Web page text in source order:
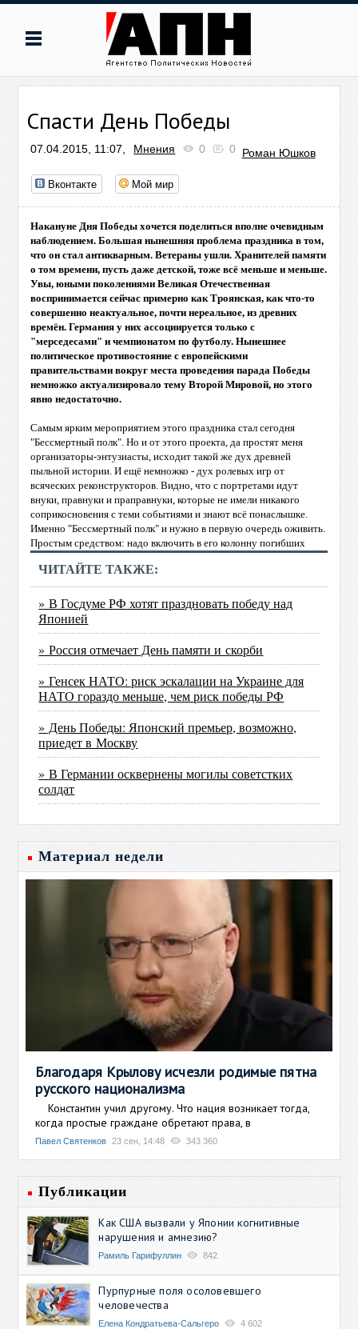
Спасти День Победы
07.04.2015, 11:07, Мнения 0 0 Роман Юшков
Вконтакте Мой мир
Накануне Дня Победы хочется поделиться вполне очевидным
наблюдением. Большая нынешняя проблема праздника в том,
что он стал антикварным. Ветераны ушли. Хранителей памяти
о том времени, пусть даже детской, тоже всё меньше и меньше.
Увы, юными поколениями Великая Отечественная
воспринимается сейчас примерно как Троянская, как что-то
совершенно неактуальное, почти нереальное, из древних
времён. Германия у них ассоциируется только с
"мерседесами" и чемпионатом по футболу. Нынешнее
политическое противостояние с европейскими
правительствами вокруг места проведения парада Победы
немножко актуализировало тему Второй Мировой, но этого
явно недостаточно.
Самым ярким мероприятием этого праздника стал сегодня
"Бессмертный полк". Но и от этого проекта, да простят меня
организаторы-энтузиасты, исходит такой же дух древней
пыльной истории. И ещё немножко - дух ролевых игр от
всяческих реконструкторов. Видно, что с портретами идут
внуки, правнуки и праправнуки, которые не имели никакого
соприкосновения с теми событиями и знают всё понаслышке.
Именно "Бессмертный полк" и нужно в первую очередь оживить.
Простым средством: надо включить в его колонну погибших
ЧИТАЙТЕ ТАКЖЕ:
» В Госдуме РФ хотят праздновать победу над
Японией
» Россия отмечает День памяти и скорби
» Генсек НАТО: риск эскалации на Украине для
НАТО гораздо меньше, чем риск победы РФ
» День Победы: Японский премьер, возможно,
приедет в Москву
» В Германии осквернены могилы советстких
солдат
Материал недели
Благодаря Крылову исчезли родимые пятна
русского национализма
Константин учил другому. Что нация возникает тогда,
когда простые граждане обретают права, в
Павел Святенков 23 сен, 14:48 343 360
Публикации
Как США вызвали у Японии когнитивные
нарушения и амнезию?
Рамиль Гарифуллин 842
Пурпурные поля осоловевшего
человечества
Елена Кондратьева-Сальгеро 4 602